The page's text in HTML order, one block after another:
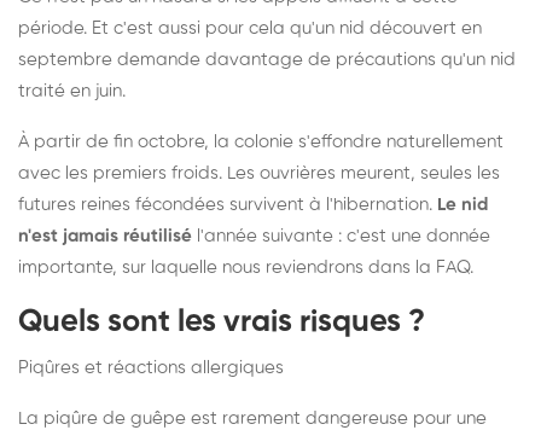
période. Et c'est aussi pour cela qu'un nid découvert en
septembre demande davantage de précautions qu'un nid
traité en juin.
À partir de fin octobre, la colonie s'effondre naturellement
avec les premiers froids. Les ouvrières meurent, seules les
futures reines fécondées survivent à l'hibernation. Le nid
n'est jamais réutilisé l'année suivante : c'est une donnée
importante, sur laquelle nous reviendrons dans la FAQ.
Quels sont les vrais risques ?
Piqûres et réactions allergiques
La piqûre de guêpe est rarement dangereuse pour une